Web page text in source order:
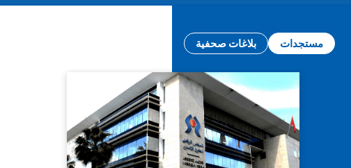
بلاغات صحفية مستجدات